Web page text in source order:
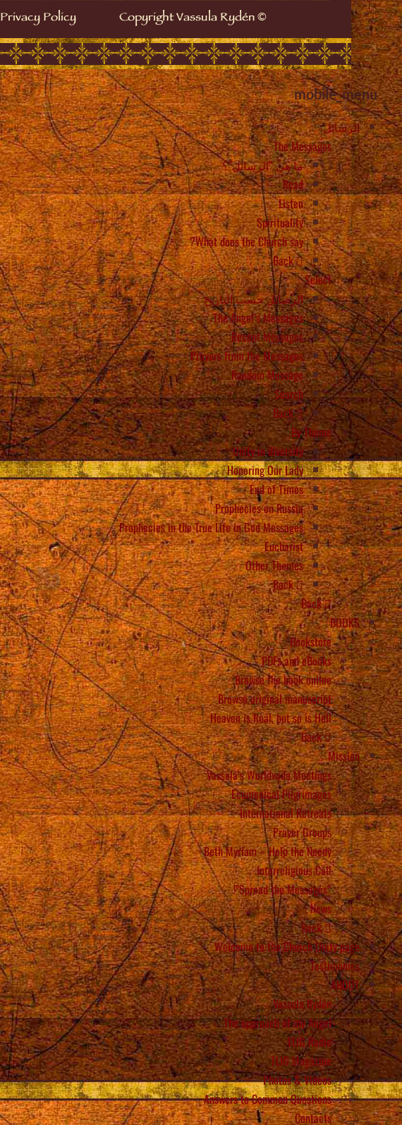
©
Privacy Policy
mobile_menu
الرسائل
The Messages
ما هي “الرسائل”؟
Read
Listen
Spirituality
What does the Church say?
Back
Select
الرسائل حسب التاريخ
The Angel’s Messages
Recent Messages
Prayers from the Messages
Random Message
Search
Back
By Theme
Unity in diversity
Honoring Our Lady
End of Times
Prophecies on Russia
Prophecies in the True Life in God Messages
Eucharist
Other Themes
Back
Back
BOOKS
Bookstore
PDFs and eBooks
Browse the book online
Browse original manuscript
Heaven is Real, but so is Hell
Back
Mission
Vassula’s Worldwide Meetings
Ecumenical Pilgrimages
International Retreats
Prayer Groups
Beth Myriam – Help the Needy
Interreligious Call
“Spread the Messages”!
News
Back
Welcome to the Church Unity page
Testimonies
ABOUT
Vassula Rydén
The approach of my Angel
TLIG Radio
TLIG Magazine
Photos & Videos
Answers to Common Questions
Contacts